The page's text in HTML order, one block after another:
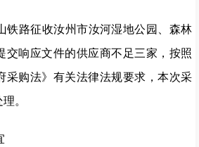
铁路征收汝州市汝河湿地公园、森林
交响应文件的供应商不足三家，按照
采购法》有关法律法规要求，本次采
。